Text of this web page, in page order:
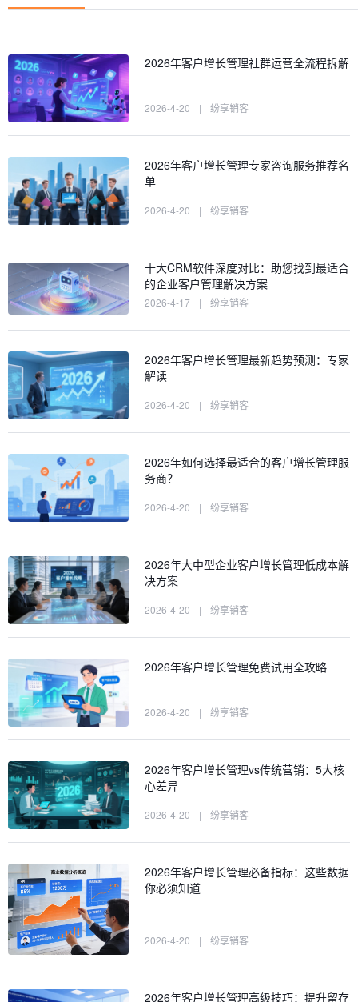
2026年客户增长管理社群运营全流程拆解
2026-4-20 | 纷享销客
2026年客户增长管理专家咨询服务推荐名
单
2026-4-20 | 纷享销客
十大CRM软件深度对比：助您找到最适合
的企业客户管理解决方案
2026-4-17 | 纷享销客
2026年客户增长管理最新趋势预测：专家
解读
2026-4-20 | 纷享销客
2026年如何选择最适合的客户增长管理服
务商？
2026-4-20 | 纷享销客
2026年大中型企业客户增长管理低成本解
决方案
2026-4-20 | 纷享销客
2026年客户增长管理免费试用全攻略
2026-4-20 | 纷享销客
2026年客户增长管理vs传统营销：5大核
心差异
2026-4-20 | 纷享销客
2026年客户增长管理必备指标：这些数据
你必须知道
2026-4-20 | 纷享销客
2026年客户增长管理高级技巧：提升留存